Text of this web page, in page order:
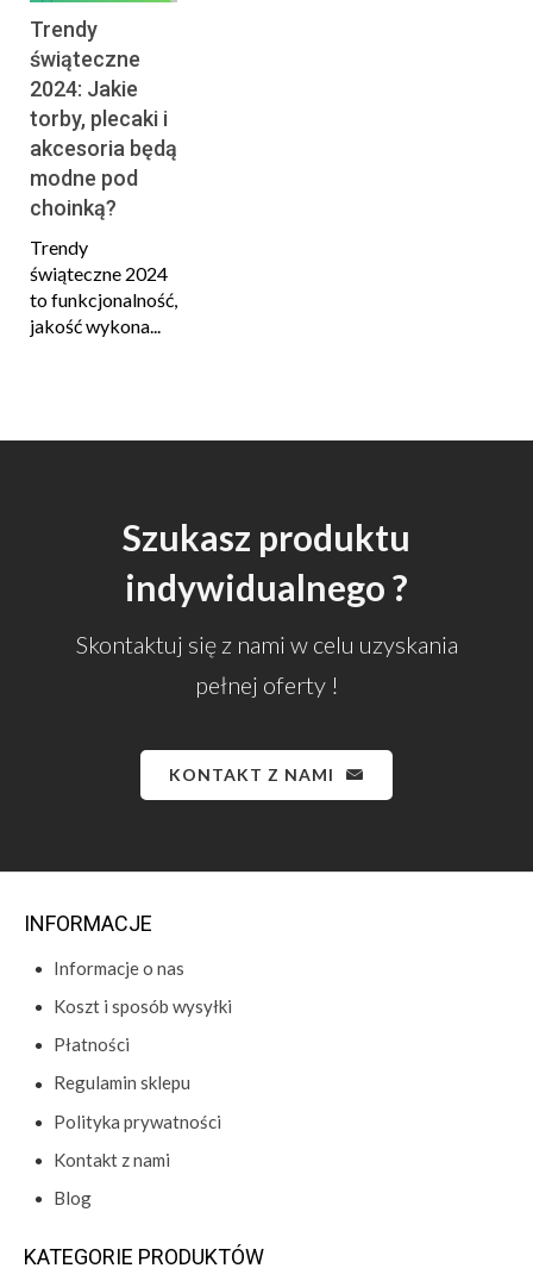
Trendy
świąteczne
2024: Jakie
torby, plecaki i
akcesoria będą
modne pod
choinką?
Trendy
świąteczne 2024
to funkcjonalność,
jakość wykona...
Szukasz produktu
indywidualnego ?
Skontaktuj się z nami w celu uzyskania
pełnej oferty !
KONTAKT Z NAMI
INFORMACJE
Informacje o nas
Koszt i sposób wysyłki
Płatności
Regulamin sklepu
Polityka prywatności
Kontakt z nami
Blog
KATEGORIE PRODUKTÓW